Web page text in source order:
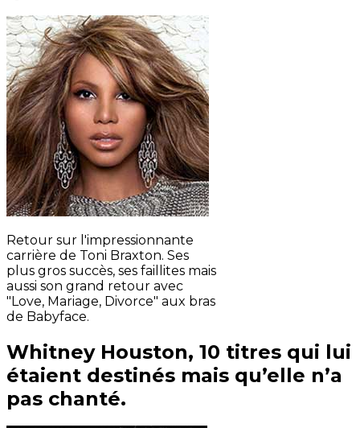
Retour sur l'impressionnante
carrière de Toni Braxton. Ses
plus gros succès, ses faillites mais
aussi son grand retour avec
"Love, Mariage, Divorce" aux bras
de Babyface.
Whitney Houston, 10 titres qui lui
étaient destinés mais qu’elle n’a
pas chanté.